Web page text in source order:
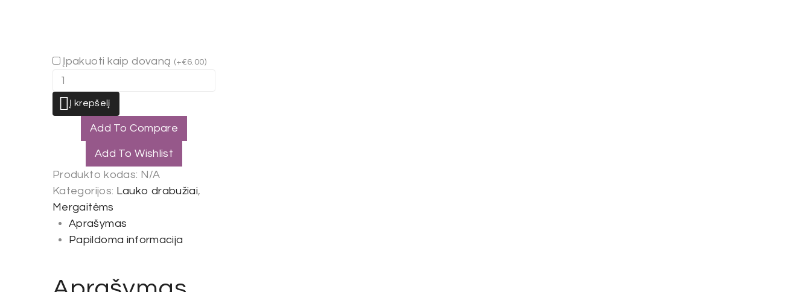
Įpakuoti kaip dovaną (+€6.00)
produkto
kiekis:
Liemenė
ROŽINĖ
Į krepšelį
Add To Compare
Add To Wishlist
Produkto kodas: N/A
Kategorijos: Lauko drabužiai,
Mergaitėms
Aprašymas
Papildoma informacija